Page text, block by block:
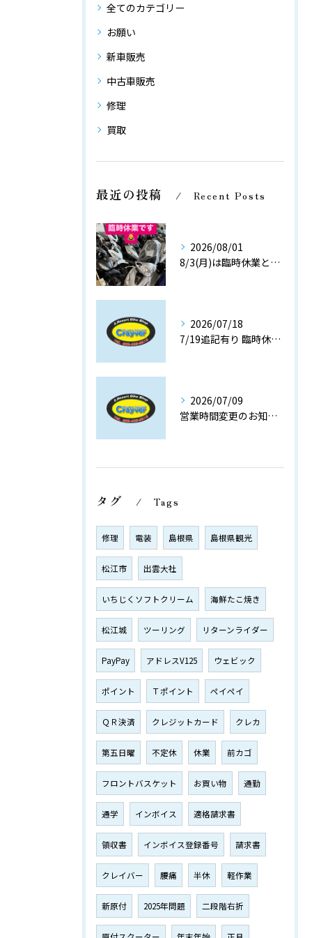
全てのカテゴリー
お願い
新車販売
中古車販売
修理
買取
最近の投稿 Recent Posts
2026/08/01
8/3(月)は臨時休業とさせて頂きます。
2026/07/18
7/19追記有り 臨時休業のお知らせです。7/25(土) ８/3(月)
2026/07/09
営業時間変更のお知らせです。19時閉店(最終入店18時半)
タグ Tags
修理 電装 島根県 島根県観光
松江市 出雲大社
いちじくソフトクリーム 海鮮たこ焼き
松江城 ツーリング リターンライダー
PayPay アドレスV125 ウェビック
ポイント Ｔポイント ペイペイ
ＱＲ決済 クレジットカード クレカ
第五日曜 不定休 休業 前カゴ
フロントバスケット お買い物 通勤
通学 インボイス 適格請求書
領収書 インボイス登録番号 請求書
クレイバー 腰痛 半休 軽作業
新原付 2025年問題 二段階右折